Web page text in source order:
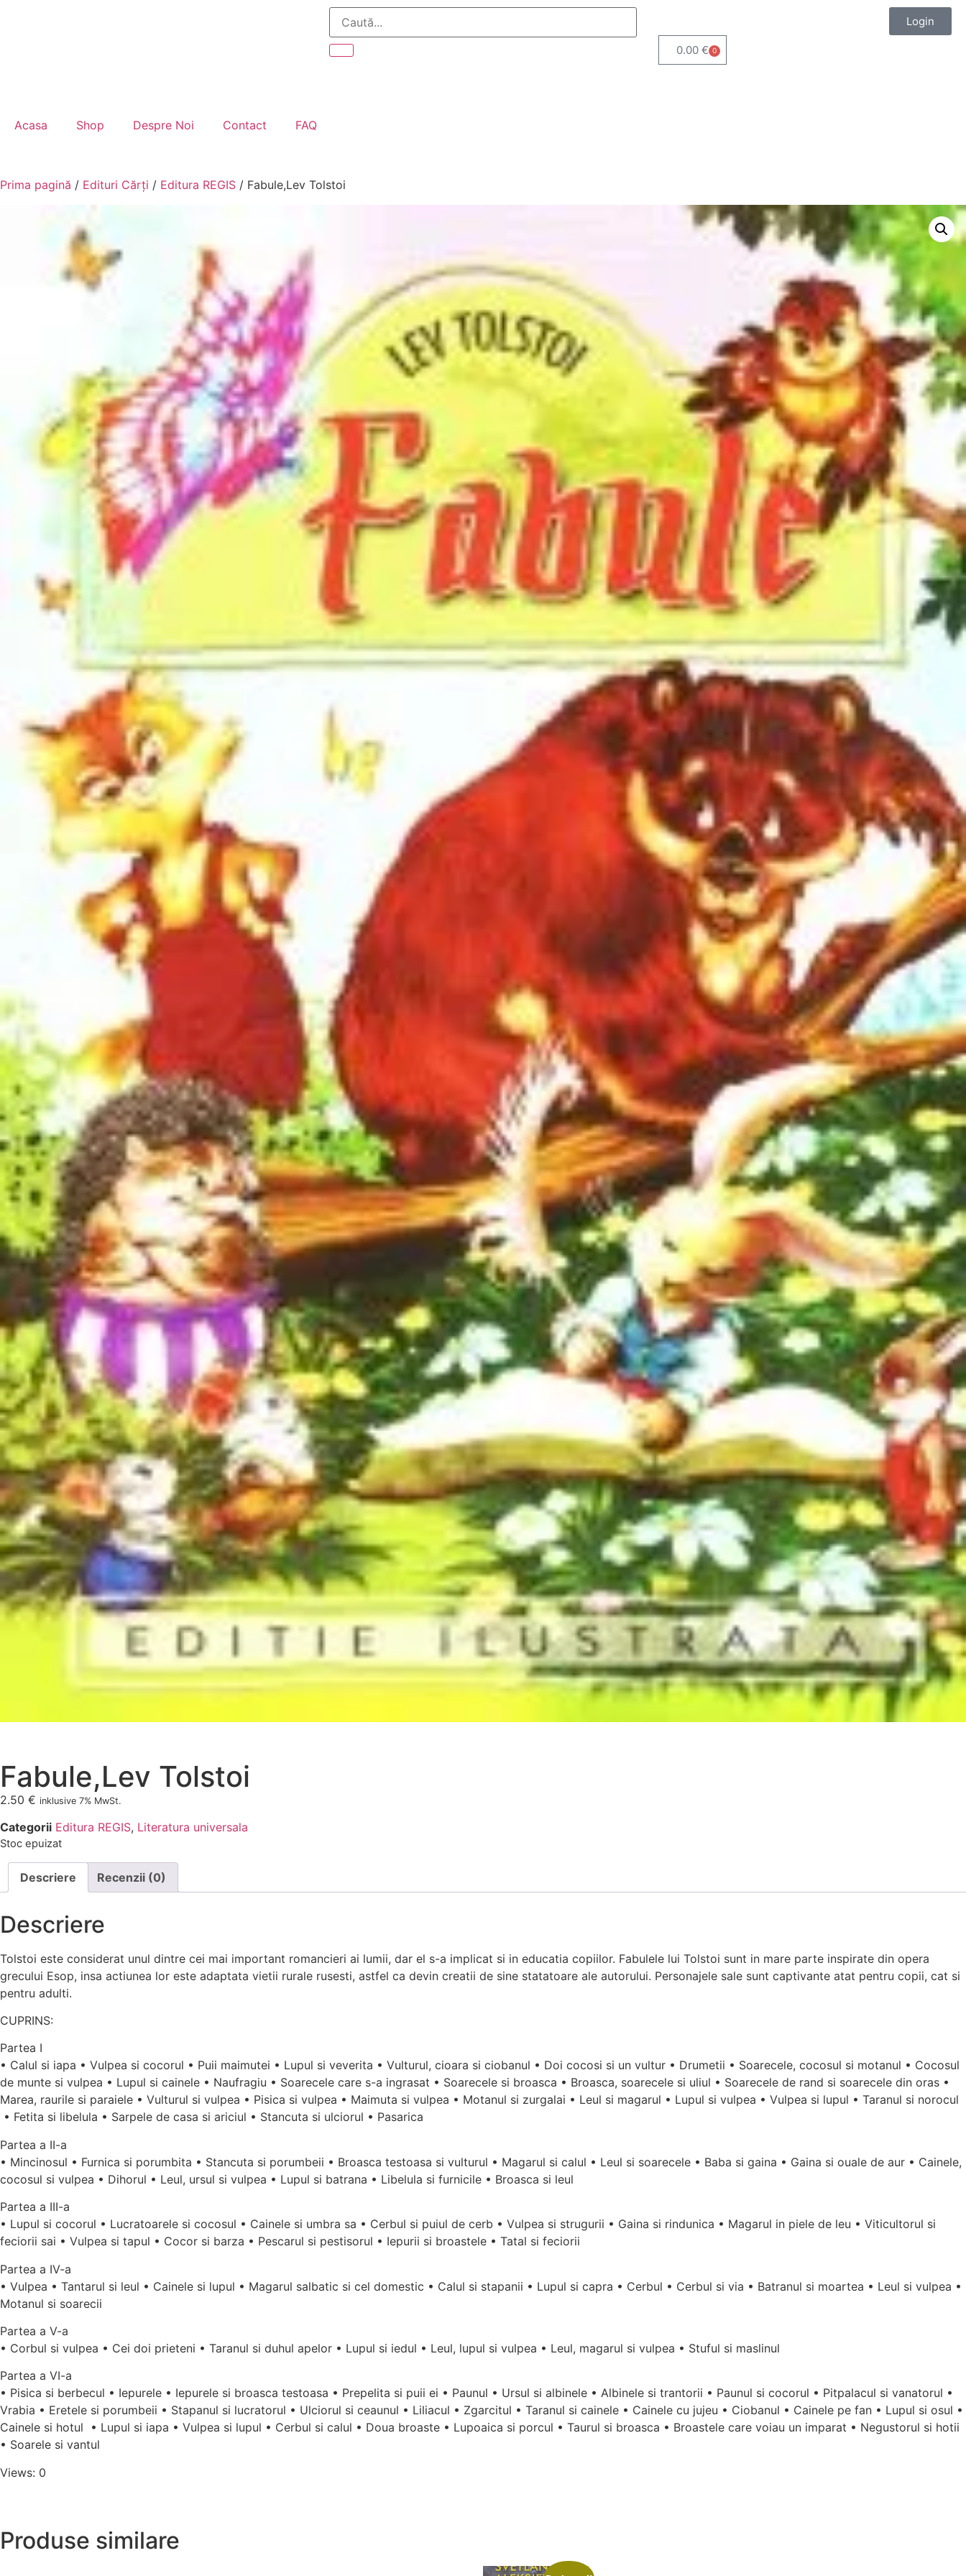
Login
0.00 € 0
Acasa Shop Despre Noi Contact FAQ
Prima pagină / Edituri Cărți / Editura REGIS / Fabule,Lev Tolstoi
Fabule,Lev Tolstoi
2.50 € inklusive 7% MwSt.
Categorii Editura REGIS, Literatura universala
Stoc epuizat
Descriere Recenzii (0)
Descriere
Tolstoi este considerat unul dintre cei mai important romancieri ai lumii, dar el s-a implicat si in educatia copiilor. Fabulele lui Tolstoi sunt in mare parte inspirate din opera
grecului Esop, insa actiunea lor este adaptata vietii rurale rusesti, astfel ca devin creatii de sine statatoare ale autorului. Personajele sale sunt captivante atat pentru copii, cat si
pentru adulti.
CUPRINS:
Partea I
• Calul si iapa • Vulpea si cocorul • Puii maimutei • Lupul si veverita • Vulturul, cioara si ciobanul • Doi cocosi si un vultur • Drumetii • Soarecele, cocosul si motanul • Cocosul
de munte si vulpea • Lupul si cainele • Naufragiu • Soarecele care s-a ingrasat • Soarecele si broasca • Broasca, soarecele si uliul • Soarecele de rand si soarecele din oras •
Marea, raurile si paraiele • Vulturul si vulpea • Pisica si vulpea • Maimuta si vulpea • Motanul si zurgalai • Leul si magarul • Lupul si vulpea • Vulpea si lupul • Taranul si norocul
• Fetita si libelula • Sarpele de casa si ariciul • Stancuta si ulciorul • Pasarica
Partea a II-a
• Mincinosul • Furnica si porumbita • Stancuta si porumbeii • Broasca testoasa si vulturul • Magarul si calul • Leul si soarecele • Baba si gaina • Gaina si ouale de aur • Cainele,
cocosul si vulpea • Dihorul • Leul, ursul si vulpea • Lupul si batrana • Libelula si furnicile • Broasca si leul
Partea a III-a
• Lupul si cocorul • Lucratoarele si cocosul • Cainele si umbra sa • Cerbul si puiul de cerb • Vulpea si strugurii • Gaina si rindunica • Magarul in piele de leu • Viticultorul si
feciorii sai • Vulpea si tapul • Cocor si barza • Pescarul si pestisorul • Iepurii si broastele • Tatal si feciorii
Partea a IV-a
• Vulpea • Tantarul si leul • Cainele si lupul • Magarul salbatic si cel domestic • Calul si stapanii • Lupul si capra • Cerbul • Cerbul si via • Batranul si moartea • Leul si vulpea •
Motanul si soarecii
Partea a V-a
• Corbul si vulpea • Cei doi prieteni • Taranul si duhul apelor • Lupul si iedul • Leul, lupul si vulpea • Leul, magarul si vulpea • Stuful si maslinul
Partea a VI-a
• Pisica si berbecul • Iepurele • Iepurele si broasca testoasa • Prepelita si puii ei • Paunul • Ursul si albinele • Albinele si trantorii • Paunul si cocorul • Pitpalacul si vanatorul •
Vrabia • Eretele si porumbeii • Stapanul si lucratorul • Ulciorul si ceaunul • Liliacul • Zgarcitul • Taranul si cainele • Cainele cu jujeu • Ciobanul • Cainele pe fan • Lupul si osul •
Cainele si hotul • Lupul si iapa • Vulpea si lupul • Cerbul si calul • Doua broaste • Lupoaica si porcul • Taurul si broasca • Broastele care voiau un imparat • Negustorul si hotii
• Soarele si vantul
Views: 0
Produse similare